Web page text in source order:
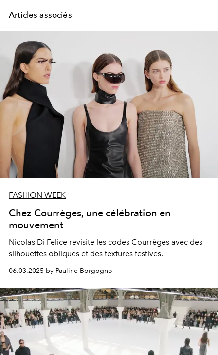
Articles associés
FASHION WEEK
Chez Courrèges, une célébration en
mouvement
Nicolas Di Felice revisite les codes Courrèges avec des
silhouettes obliques et des textures festives.
06.03.2025 by Pauline Borgogno